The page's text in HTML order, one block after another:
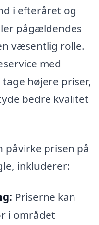
i efteråret og
pågældendes
væsentlig rolle.
med
højere priser,
bedre kvalitet
påvirke prisen på
inkluderer:
Priserne kan
i området